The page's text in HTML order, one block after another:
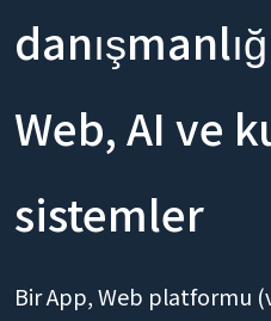
Web, AI ve
sistemler
Bir App, Web platformu